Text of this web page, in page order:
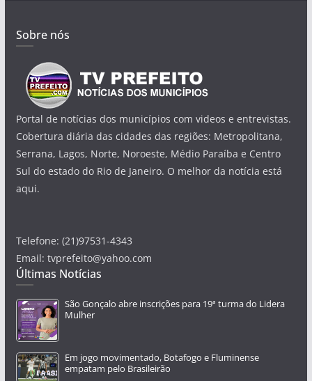
Sobre nós
Portal de notícias dos municípios com videos e entrevistas.
Cobertura diária das cidades das regiões: Metropolitana,
Serrana, Lagos, Norte, Noroeste, Médio Paraíba e Centro
Sul do estado do Rio de Janeiro. O melhor da notícia está
aqui.
Telefone: (21)97531-4343
Email: tvprefeito@yahoo.com
Últimas Notícias
São Gonçalo abre inscrições para 19ª turma do Lidera
Mulher
Em jogo movimentado, Botafogo e Fluminense
empatam pelo Brasileirão